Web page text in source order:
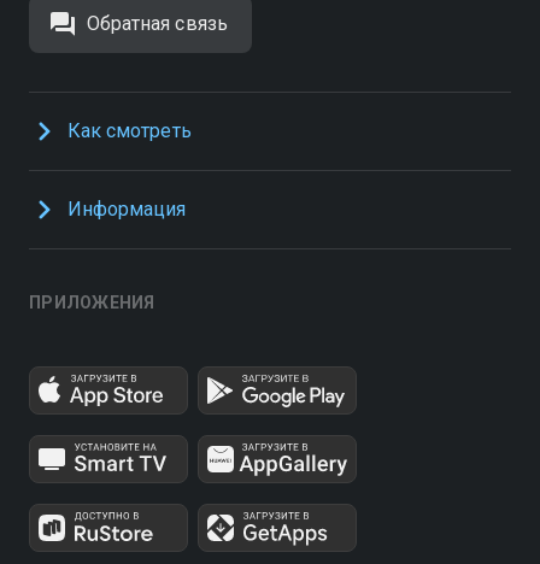
Обратная связь
Как смотреть
Информация
ПРИЛОЖЕНИЯ